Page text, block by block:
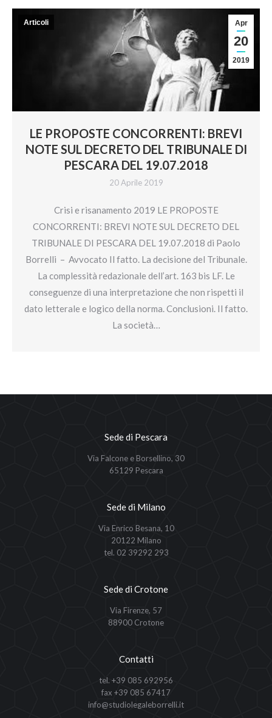
LE PROPOSTE CONCORRENTI: BREVI
NOTE SUL DECRETO DEL TRIBUNALE DI
PESCARA DEL 19.07.2018
20 Aprile 2019
Apr
20
2019
Articoli
Crisi e risanamento 2019 LE PROPOSTE
CONCORRENTI: BREVI NOTE SUL DECRETO DEL
TRIBUNALE DI PESCARA DEL 19.07.2018 di Paolo
Borrelli – Avvocato Il fatto. La decisione del Tribunale.
La complessità redazionale dell’art. 163 bis LF. Le
conseguenze di una interpretazione che non rispetti il
dato letterale e logico della norma. Conclusioni. Il fatto.
La società…
Sede di Pescara
Via Falcone e Borsellino, 30
65129 Pescara
Sede di Milano
Via Enrico Besana, 10
20122 Milano
tel. 02 39292 293
Sede di Crotone
Via Firenze, 57
88900 Crotone
Contatti
tel. +39 085 692956
fax +39 085 67417
info@studiolegaleborrelli.it